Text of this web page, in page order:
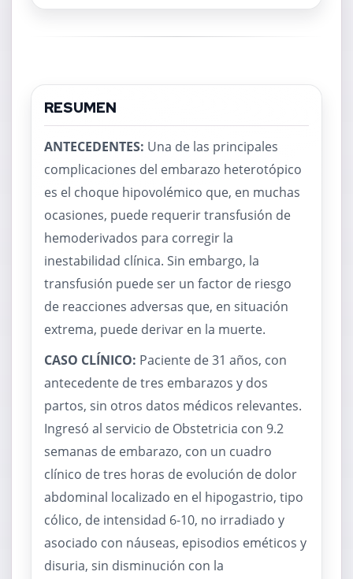
RESUMEN
ANTECEDENTES: Una de las principales
complicaciones del embarazo heterotópico
es el choque hipovolémico que, en muchas
ocasiones, puede requerir transfusión de
hemoderivados para corregir la
inestabilidad clínica. Sin embargo, la
transfusión puede ser un factor de riesgo
de reacciones adversas que, en situación
extrema, puede derivar en la muerte.
CASO CLÍNICO: Paciente de 31 años, con
antecedente de tres embarazos y dos
partos, sin otros datos médicos relevantes.
Ingresó al servicio de Obstetricia con 9.2
semanas de embarazo, con un cuadro
clínico de tres horas de evolución de dolor
abdominal localizado en el hipogastrio, tipo
cólico, de intensidad 6-10, no irradiado y
asociado con náuseas, episodios eméticos y
disuria, sin disminución con la